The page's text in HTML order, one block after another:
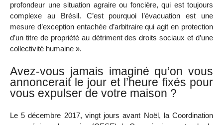
profondeur une situation agraire ou foncière, qui est toujours
complexe au Brésil. C’est pourquoi l’évacuation est une
mesure d’exception entachée d’arbitraire qui agit en protection
d’un titre de propriété au détriment des droits sociaux et d’une
collectivité humaine ».
Avez-vous jamais imaginé qu’on vous
annoncerait le jour et l’heure fixés pour
vous expulser de votre maison ?
Le 5 décembre 2017, vingt jours avant Noël, la Coordination